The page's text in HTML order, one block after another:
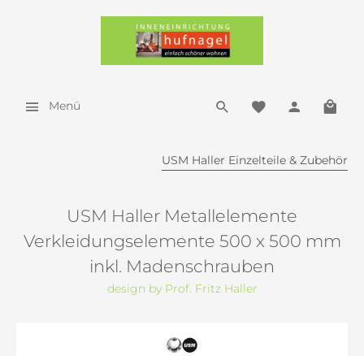
Menü
USM Haller Einzelteile & Zubehör
USM Haller Metallelemente
Verkleidungselemente 500 x 500 mm
inkl. Madenschrauben
design by Prof. Fritz Haller